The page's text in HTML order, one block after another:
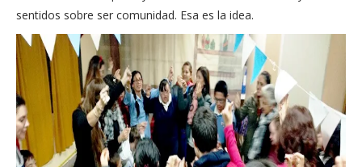
sentidos sobre ser comunidad. Esa es la idea.